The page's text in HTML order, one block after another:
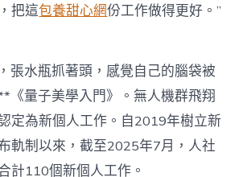
把這包養甜心網份工作做得更好。”
張水瓶抓著頭，感覺自己的腦袋被
《量子美學入門》。無人機群飛翔
定為新個人工作。自2019年樹立新
軌制以來，截至2025年7月，人社
計110個新個人工作。